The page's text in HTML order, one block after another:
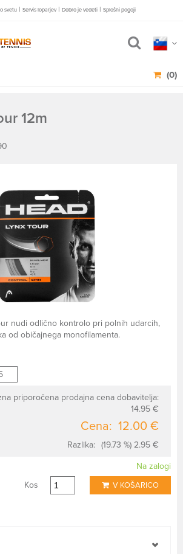
svetu | Servis loparjev | Dobro je vedeti | Splošni pogoji
(0)
12m
nudi odlično kontrolo pri polnih udarcih,
od običajnega monofilamenta.
priporočena prodajna cena dobavitelja:
14.95 €
Cena: 12.00 €
Razlika: (19.73 %) 2.95 €
Na zalogi
Kos
V KOŠARICO